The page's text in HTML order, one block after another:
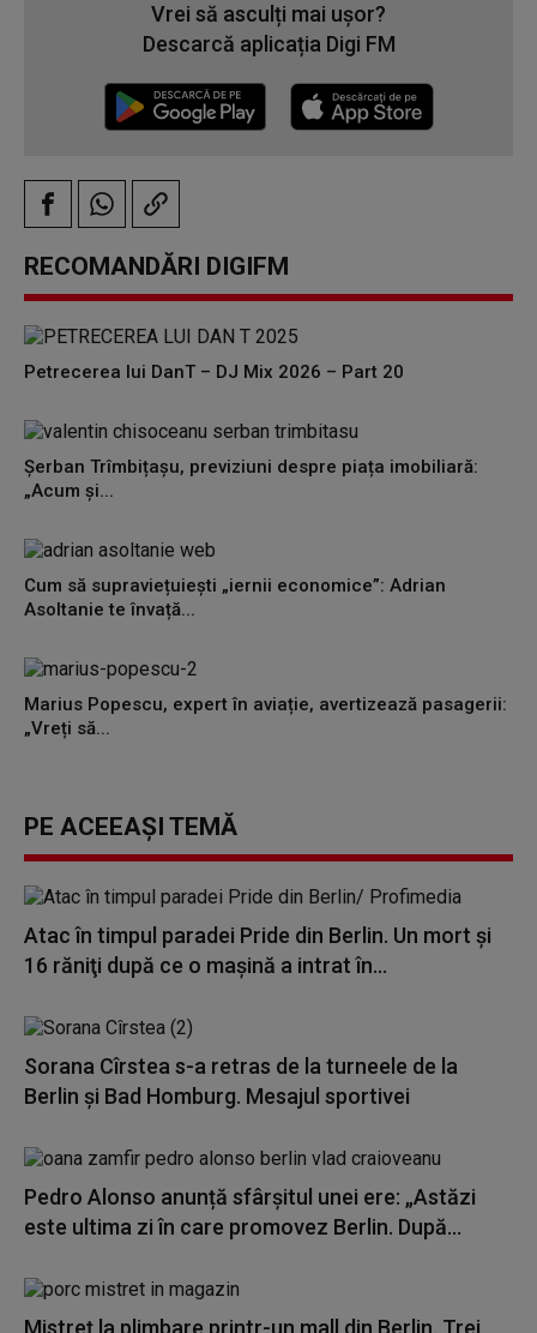
Vrei să asculți mai ușor?
Descarcă aplicația Digi FM
RECOMANDĂRI DIGIFM
Petrecerea lui DanT – DJ Mix 2026 – Part 20
Șerban Trîmbițașu, previziuni despre piața imobiliară:
„Acum și...
Cum să supraviețuiești „iernii economice”: Adrian
Asoltanie te învață...
Marius Popescu, expert în aviație, avertizează pasagerii:
„Vreți să...
PE ACEEAȘI TEMĂ
Atac în timpul paradei Pride din Berlin. Un mort şi
16 răniţi după ce o maşină a intrat în...
Sorana Cîrstea s-a retras de la turneele de la
Berlin şi Bad Homburg. Mesajul sportivei
Pedro Alonso anunță sfârșitul unei ere: „Astăzi
este ultima zi în care promovez Berlin. După...
Mistreț la plimbare printr-un mall din Berlin. Trei